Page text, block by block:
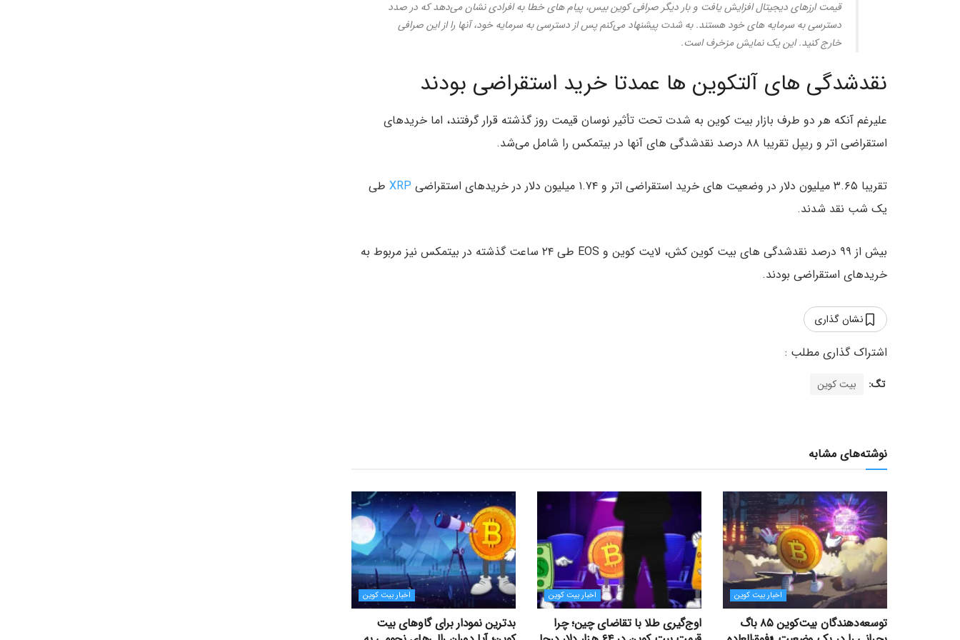
قیمت ارزهای دیجیتال افزایش یافت و بار دیگر صرافی کوین بیس، پیام های خطا به افرادی نشان می‌دهد که در صدد
دسترسی به سرمایه های خود هستند. به شدت پیشنهاد می‌کنم پس از دسترسی به سرمایه خود، آنها را از این صرافی
خارج کنید. این یک نمایش مزخرف است.
نقدشدگی های آلتکوین ها عمدتا خرید استقراضی بودند
علیرغم آنکه هر دو طرف بازار بیت کوین به شدت تحت تأثیر نوسان قیمت روز گذشته قرار گرفتند، اما خریدهای
استقراضی اتر و ریپل تقریبا ۸۸ درصد نقدشدگی های آنها در بیتمکس را شامل می‌شد.
تقریبا ۳.۶۵ میلیون دلار در وضعیت های خرید استقراضی اتر و ۱.۷۴ میلیون دلار در خریدهای استقراضی XRP طی
یک شب نقد شدند.
بیش از ۹۹ درصد نقدشدگی های بیت کوین کش، لایت کوین و EOS طی ۲۴ ساعت گذشته در بیتمکس نیز مربوط به
خریدهای استقراضی بودند.
نشان گذاری
تگ: بیت کوین
نوشته‌های مشابه
اخبار بیت کوین
توسعه‌دهندگان بیت‌کوین ۸۵ باگ
اخبار بیت کوین
اوج‌گیری طلا با تقاضای چین؛ چرا
اخبار بیت کوین
بدترین نمودار برای گاوهای بیت